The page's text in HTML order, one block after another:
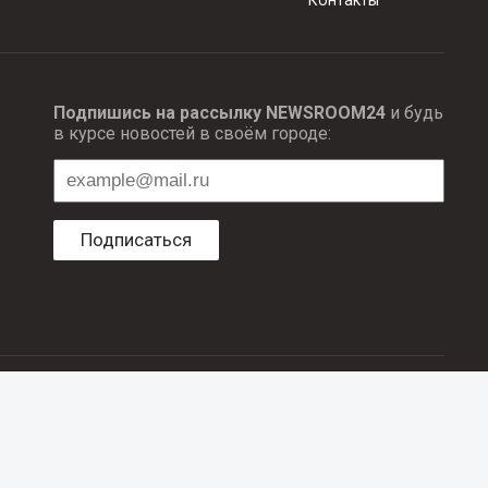
Подпишись на рассылку NEWSROOM24и будь
в курсе новостей в своём городе:
Подписаться